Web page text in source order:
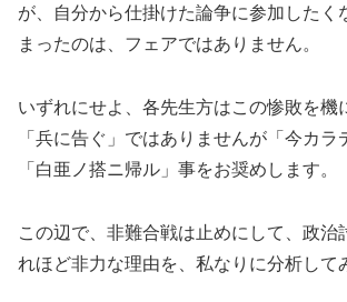
が、自分から仕掛けた論争に参加したく
まったのは、フェアではありません。
いずれにせよ、各先生方はこの惨敗を機
「兵に告ぐ」ではありませんが「今カラ
「白亜ノ搭ニ帰ル」事をお奨めします。
この辺で、非難合戦は止めにして、政治
れほど非力な理由を、私なりに分析して